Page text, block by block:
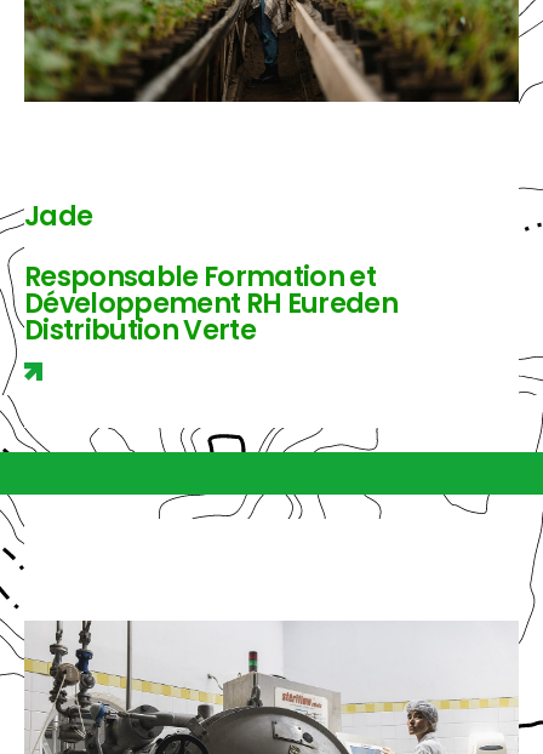
Jade
Responsable Formation et
Développement RH Eureden
Distribution Verte